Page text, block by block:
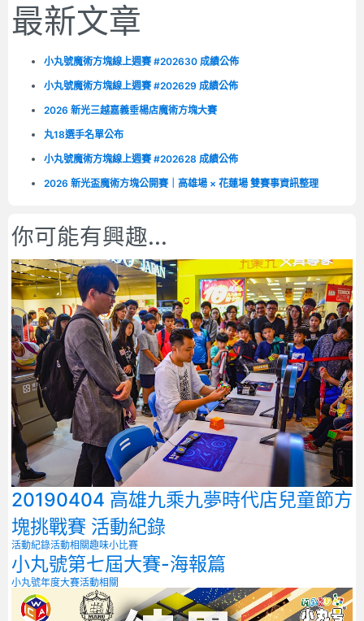
最新文章
小丸號魔術方塊線上週賽 #202630 成績公佈
小丸號魔術方塊線上週賽 #202629 成績公佈
2026 新光三越嘉義垂楊店魔術方塊大賽
丸18選手名單公布
小丸號魔術方塊線上週賽 #202628 成績公佈
2026 新光盃魔術方塊公開賽｜高雄場 × 花蓮場 雙賽事資訊整理
你可能有興趣...
20190404 高雄九乘九夢時代店兒童節方
塊挑戰賽 活動紀錄
活動紀錄活動相關趣味小比賽
小丸號第七屆大賽-海報篇
小丸號年度大賽活動相關